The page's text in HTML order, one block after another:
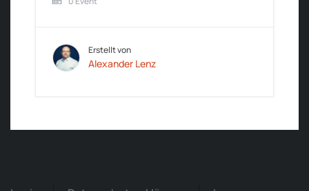
Erstellt von
Alexander Lenz